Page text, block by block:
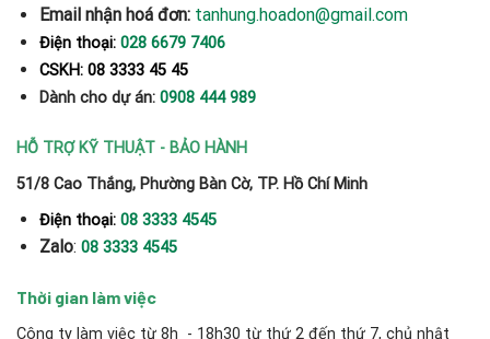
Email nhận hoá đơn: tanhung.hoadon@gmail.com
Điện thoại: 028 6679 7406
CSKH: 08 3333 45 45
Dành cho dự án: 0908 444 989
HỖ TRỢ KỸ THUẬT - BẢO HÀNH
51/8 Cao Thắng, Phường Bàn Cờ, TP. Hồ Chí Minh
Điện thoại: 08 3333 4545
Zalo: 08 3333 4545
Thời gian làm việc
Công ty làm việc từ 8h - 18h30 từ thứ 2 đến thứ 7, chủ nhật